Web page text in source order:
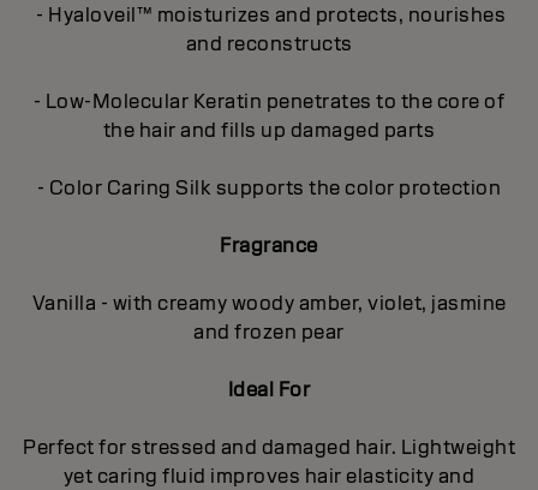
- Hyaloveil™ moisturizes and protects, nourishes
and reconstructs
- Low-Molecular Keratin penetrates to the core of
the hair and fills up damaged parts
- Color Caring Silk supports the color protection
Fragrance
Vanilla - with creamy woody amber, violet, jasmine
and frozen pear
Ideal For
Perfect for stressed and damaged hair. Lightweight
yet caring fluid improves hair elasticity and